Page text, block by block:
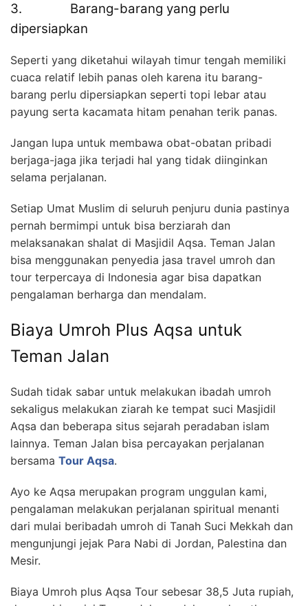
3. Barang-barang yang perlu
dipersiapkan
Seperti yang diketahui wilayah timur tengah memiliki
cuaca relatif lebih panas oleh karena itu barang-
barang perlu dipersiapkan seperti topi lebar atau
payung serta kacamata hitam penahan terik panas.
Jangan lupa untuk membawa obat-obatan pribadi
berjaga-jaga jika terjadi hal yang tidak diinginkan
selama perjalanan.
Setiap Umat Muslim di seluruh penjuru dunia pastinya
pernah bermimpi untuk bisa berziarah dan
melaksanakan shalat di Masjidil Aqsa. Teman Jalan
bisa menggunakan penyedia jasa travel umroh dan
tour terpercaya di Indonesia agar bisa dapatkan
pengalaman berharga dan mendalam.
Biaya Umroh Plus Aqsa untuk
Teman Jalan
Sudah tidak sabar untuk melakukan ibadah umroh
sekaligus melakukan ziarah ke tempat suci Masjidil
Aqsa dan beberapa situs sejarah peradaban islam
lainnya. Teman Jalan bisa percayakan perjalanan
bersama Tour Aqsa.
Ayo ke Aqsa merupakan program unggulan kami,
pengalaman melakukan perjalanan spiritual menanti
dari mulai beribadah umroh di Tanah Suci Mekkah dan
mengunjungi jejak Para Nabi di Jordan, Palestina dan
Mesir.
Biaya Umroh plus Aqsa Tour sebesar 38,5 Juta rupiah,